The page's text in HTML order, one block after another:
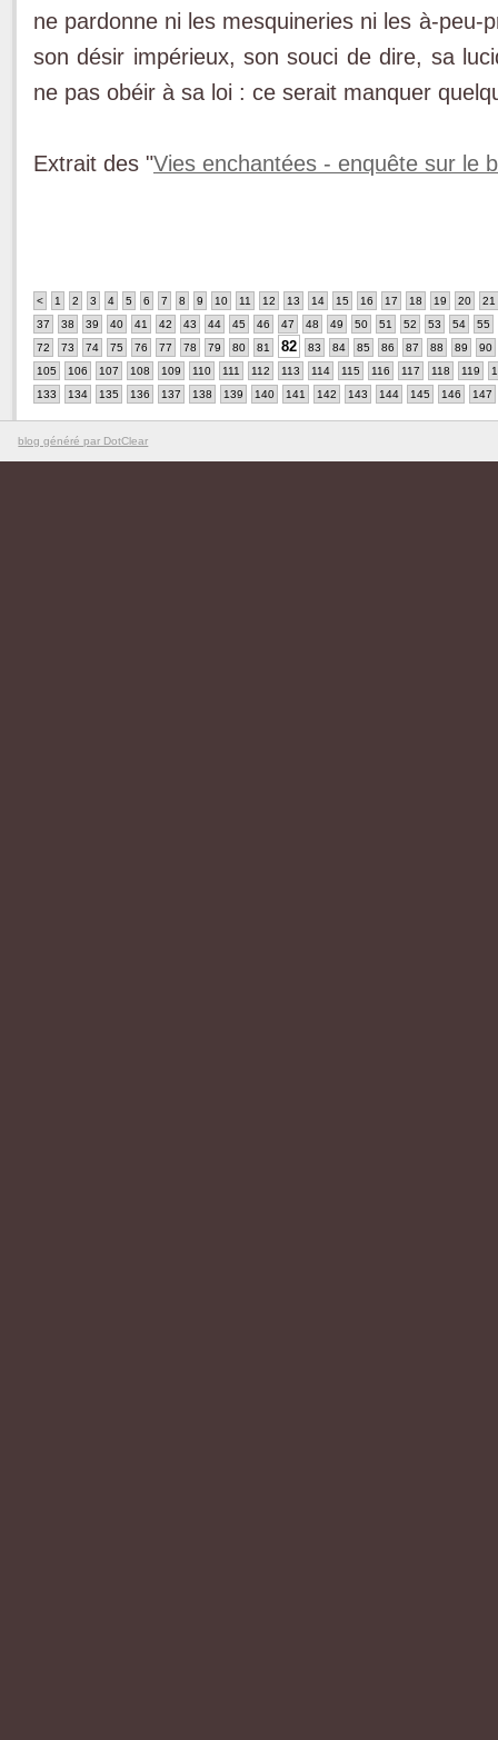
ne pardonne ni les mesquineries ni les à-peu-
son désir impérieux, son souci de dire, sa
ne pas obéir à sa loi : ce serait manquer
Extrait des "Vies enchantées - enquête sur le
< 1 2 3 4 5 6 7 8 9 10 11 12 13 14 15 16 17 18 19 20
21
37
38 39 40 41 42 43 44 45 46 47 48 49 50 51 52 53 54
55
72
73 74 75 76 77 78 79 80 81 82 83 84 85 86 87 88 89
90
105
106 107 108 109 110 111 112 113 114 115 116 117 118 119
133
134 135 136 137 138 139 140 141 142 143 144 145 146 147
blog généré par DotClear